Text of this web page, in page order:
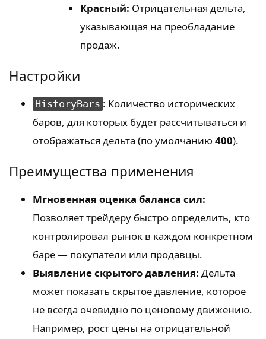
Красный: Отрицательная дельта,
указывающая на преобладание
продаж.
Настройки
HistoryBars : Количество исторических
баров, для которых будет рассчитываться и
отображаться дельта (по умолчанию 400).
Преимущества применения
Мгновенная оценка баланса сил:
Позволяет трейдеру быстро определить, кто
контролировал рынок в каждом конкретном
баре — покупатели или продавцы.
Выявление скрытого давления: Дельта
может показать скрытое давление, которое
не всегда очевидно по ценовому движению.
Например, рост цены на отрицательной